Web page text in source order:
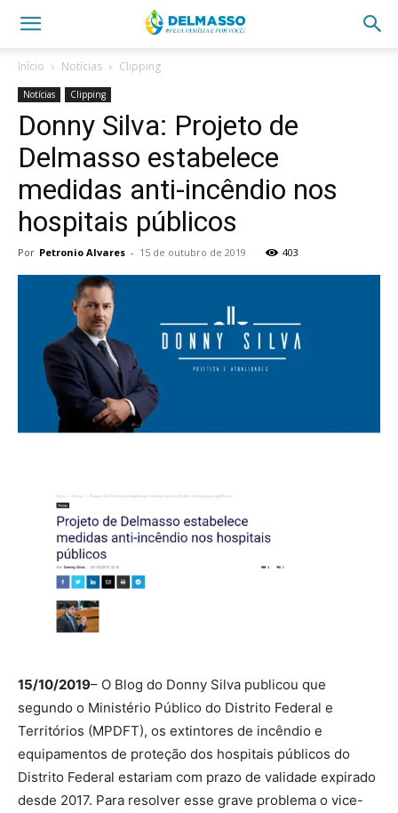
Início Notícias Clipping
Notícias Clipping
Donny Silva: Projeto de
Delmasso estabelece
medidas anti-incêndio nos
hospitais públicos
Por Petronio Alvares - 15 de outubro de 2019 403
15/10/2019– O Blog do Donny Silva publicou que
segundo o Ministério Público do Distrito Federal e
Territórios (MPDFT), os extintores de incêndio e
equipamentos de proteção dos hospitais públicos do
Distrito Federal estariam com prazo de validade expirado
desde 2017. Para resolver esse grave problema o vice-